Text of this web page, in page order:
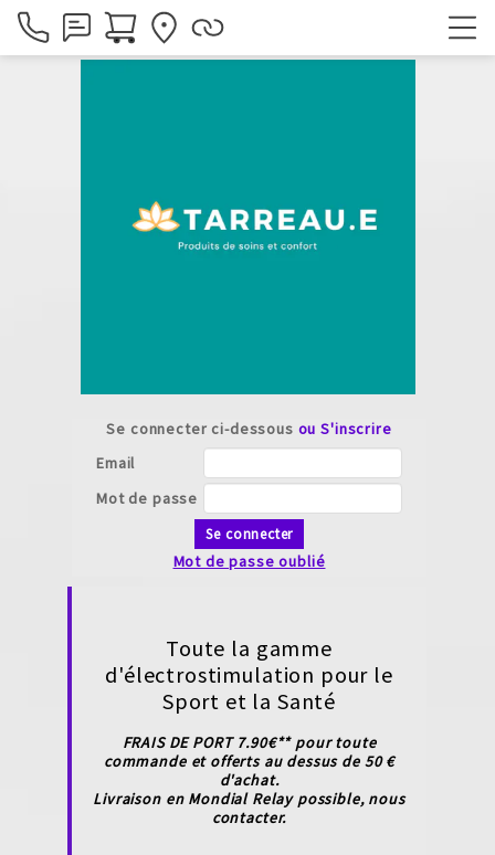
Se connecter ci-dessous ou S'inscrire
Email
Mot de passe
Se connecter
Mot de passe oublié
Toute la gamme
d'électrostimulation pour le
Sport et la Santé
FRAIS DE PORT 7.90€** pour toute
commande et offerts au dessus de 50 €
d'achat.
Livraison en Mondial Relay possible, nous
contacter.